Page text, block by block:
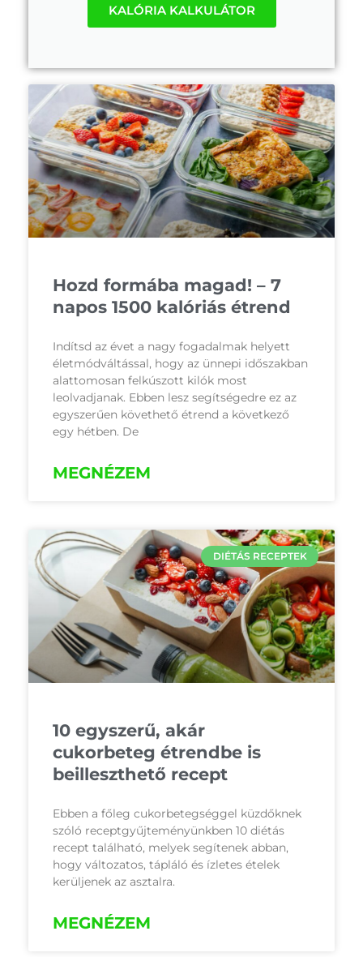
KALÓRIA KALKULÁTOR
Hozd formába magad! – 7
napos 1500 kalóriás étrend
Indítsd az évet a nagy fogadalmak helyett
életmódváltással, hogy az ünnepi időszakban
alattomosan felkúszott kilók most
leolvadjanak. Ebben lesz segítségedre ez az
egyszerűen követhető étrend a következő
egy hétben. De
MEGNÉZEM
DIÉTÁS RECEPTEK
10 egyszerű, akár
cukorbeteg étrendbe is
beilleszthető recept
Ebben a főleg cukorbetegséggel küzdőknek
szóló receptgyűjteményünkben 10 diétás
recept található, melyek segítenek abban,
hogy változatos, tápláló és ízletes ételek
kerüljenek az asztalra.
MEGNÉZEM